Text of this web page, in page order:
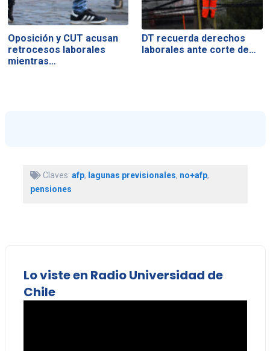
Oposición y CUT acusan
retrocesos laborales
mientras…
DT recuerda derechos
laborales ante corte de…
Claves: afp, lagunas previsionales, no+afp,
pensiones
Lo viste en Radio Universidad de
Chile